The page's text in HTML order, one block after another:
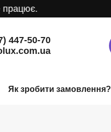
447-50-70
Як зробити замовлення?